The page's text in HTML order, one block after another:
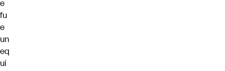
e
fu
e
un
eq
ui